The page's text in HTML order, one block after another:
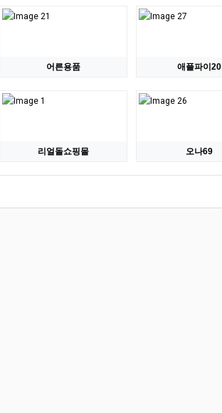
어른용품 애플파이20
리얼돌쇼핑몰 오나69